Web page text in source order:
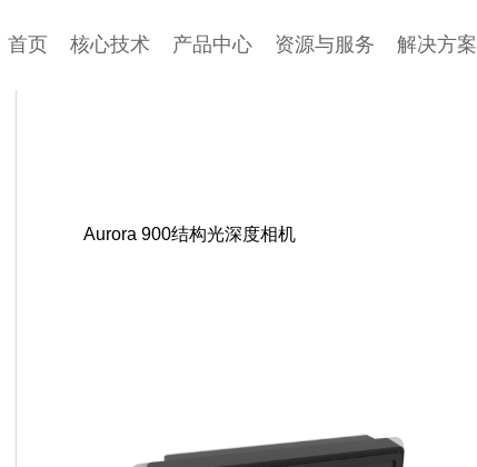
首页 核心技术 产品中心 资源与服务 解决方案
Aurora 900结构光深度相机